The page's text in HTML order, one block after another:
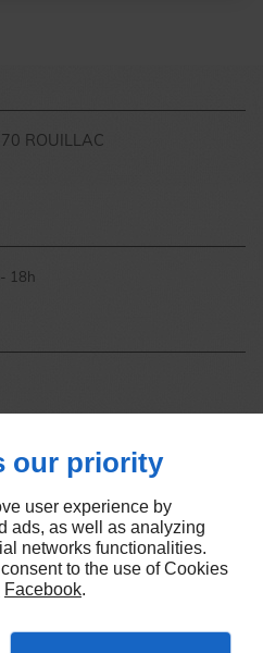
ROUILLAC
18h
de sites internet
our priority
user experience by
ads, as well as analyzing
networks functionalities.
to the use of Cookies
Facebook.